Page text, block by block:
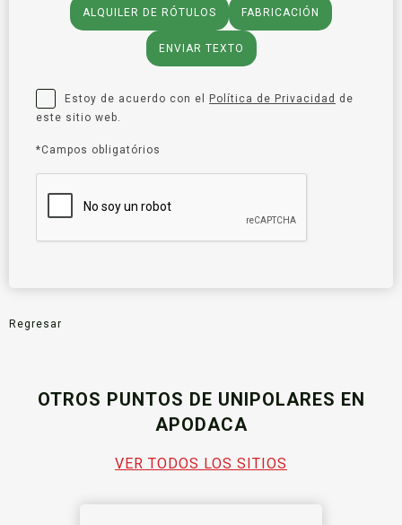
ALQUILER DE RÓTULOS FABRICACIÓN
ENVIAR TEXTO
Estoy de acuerdo con el Política de Privacidad de
este sitio web.
*Campos obligatórios
Regresar
OTROS PUNTOS DE UNIPOLARES EN
APODACA
VER TODOS LOS SITIOS